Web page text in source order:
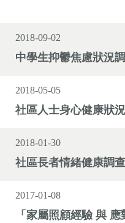
2018-09-02
中學生抑鬱焦慮狀況
2018-05-05
社區人士身心健康狀
2018-01-30
社區長者情緒健康調查
2017-01-08
「家屬照顧經驗 與